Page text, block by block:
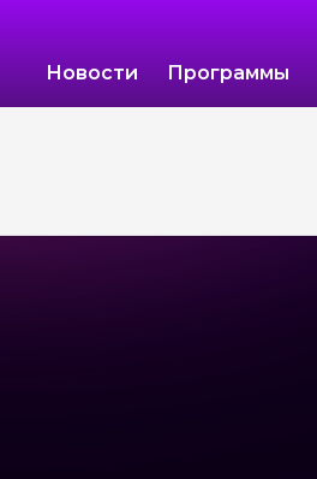
Новости Программы